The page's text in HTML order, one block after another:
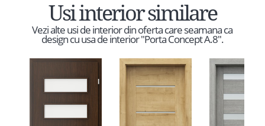
Usi interior similare
Vezi alte usi de interior din oferta care seamana ca
design cu usa de interior "Porta Concept A.8".